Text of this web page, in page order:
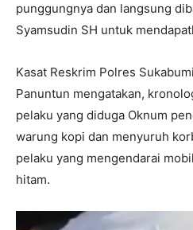
punggungnya dan langsung
Syamsudin SH untuk
Kasat Reskrim Polres
Panuntun mengatakan,
pelaku yang diduga Oknum
warung kopi dan menyuruh
pelaku yang mengendarai
hitam.